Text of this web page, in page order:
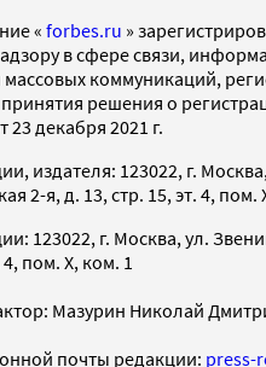
« forbes.ru »
в сфере связи,
массовых коммуникаций,
решения о
23 декабря 2021 г.
издателя: 123022, г.
2-я, д. 13, стр. 15, эт. 4, пом.
123022, г. Москва, ул.
4, пом. X, ком. 1
Мазурин Николай
почты редакции: press-